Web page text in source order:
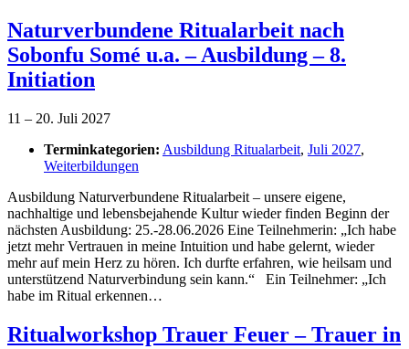
Naturverbundene Ritualarbeit nach
Sobonfu Somé u.a. – Ausbildung – 8.
Initiation
11 – 20. Juli 2027
Terminkategorien: Ausbildung Ritualarbeit, Juli 2027,
Weiterbildungen
Ausbildung Naturverbundene Ritualarbeit – unsere eigene,
nachhaltige und lebensbejahende Kultur wieder finden Beginn der
nächsten Ausbildung: 25.-28.06.2026 Eine Teilnehmerin: „Ich habe
jetzt mehr Vertrauen in meine Intuition und habe gelernt, wieder
mehr auf mein Herz zu hören. Ich durfte erfahren, wie heilsam und
unterstützend Naturverbindung sein kann.“ Ein Teilnehmer: „Ich
habe im Ritual erkennen…
Ritualworkshop Trauer Feuer – Trauer in